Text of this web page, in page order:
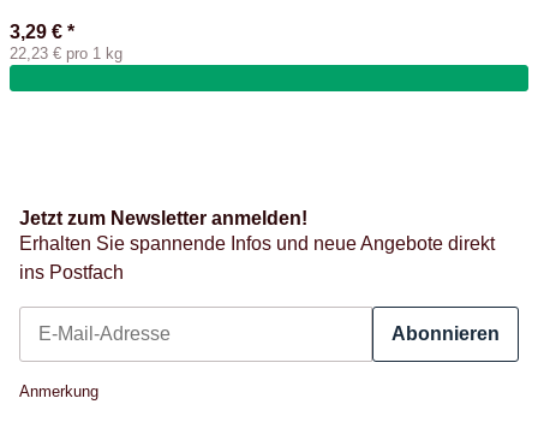
3,29 € *
22,23 € pro 1 kg
Jetzt zum Newsletter anmelden!
Erhalten Sie spannende Infos und neue Angebote direkt
ins Postfach
Abonnieren
Anmerkung